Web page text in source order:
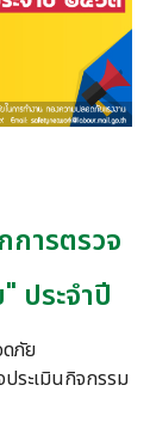
การตรวจ
ประจำปี
ภัย
ระเมินกิจกรรม